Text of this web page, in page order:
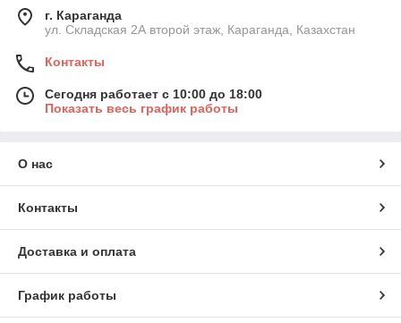
г. Караганда
ул. Складская 2А второй этаж, Караганда, Казахстан
Контакты
Сегодня работает с 10:00 до 18:00
Показать весь график работы
О нас
Контакты
Доставка и оплата
График работы